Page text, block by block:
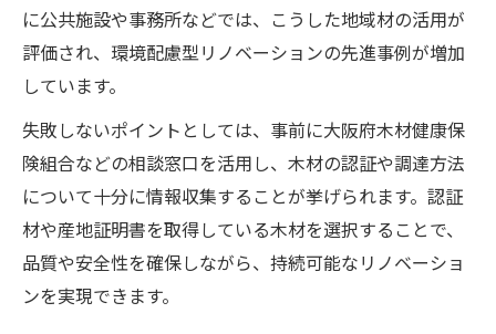
に公共施設や事務所などでは、こうした地域材の活用が
評価され、環境配慮型リノベーションの先進事例が増加
しています。
失敗しないポイントとしては、事前に大阪府木材健康保
険組合などの相談窓口を活用し、木材の認証や調達方法
について十分に情報収集することが挙げられます。認証
材や産地証明書を取得している木材を選択することで、
品質や安全性を確保しながら、持続可能なリノベーショ
ンを実現できます。